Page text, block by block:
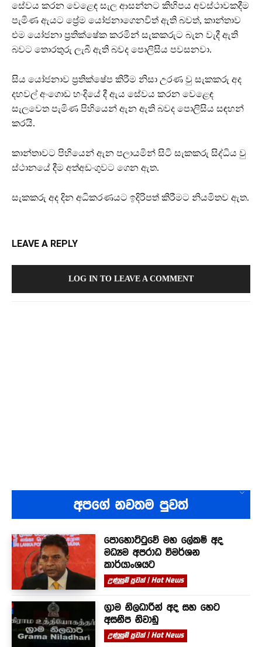
සේවය කරන වෙළෙඳ සැල ආසන්නට කිහිපය අවස්ථාවකදීම
පැමිණ ඇයට ප්‍රේම යෝජනාගෙනවිත් ඇති බවත්, කාන්තාව
එම යෝජනා ප්‍රතික්ෂේක කරමින් සැකකරුට බැන වැදී ඇති
බවට තොරතුරු ලැබී ඇති බවද පොලිසිය පවසනවා.
සිය යෝජනාව ප්‍රතික්ෂේප කිරීම නිසා උරණ වු සැකකරු අද
දහවල් අංගොඩ හංදියේ දී ඇය සේවය කරන වෙළෙඳ
සැලවෙත පැමිණ පිහියෙන් ඇන ඇති බවද පොලිසිය සඳහන්
කරයි.
කාන්තාවට පිහියෙන් ඇන පලායමින් සිටි සැකකරු සිද්ධිය වු
ස්ථානයේ දීම අත්අඩංගුවට ගෙන ඇත.
සැකකරු අද දින අධිකරණයට ඉදිරිපත් කිරීමට නියමිතව ඇත.
LEAVE A REPLY
LOG IN TO LEAVE A COMMENT
අපගේ නවතම පුවත්
පොහොට්ටුවේ මහ ලේකම් අද
මධ්‍යම අපරාධ විමර්ශන
කාර්යාංශයට
උණුසුම් පුවත් | Hot News
ග්‍රාම නිලධාරීන් අද සහ හෙට
අසනීප නිවාඩු
උණුසුම් පුවත් | Hot News